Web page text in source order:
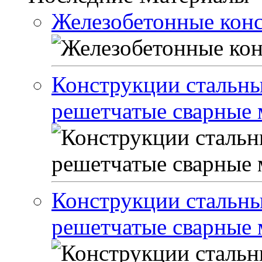
Железобетонные
Конструкции
решетчатые сварные
Конструкции
решетчатые сварные